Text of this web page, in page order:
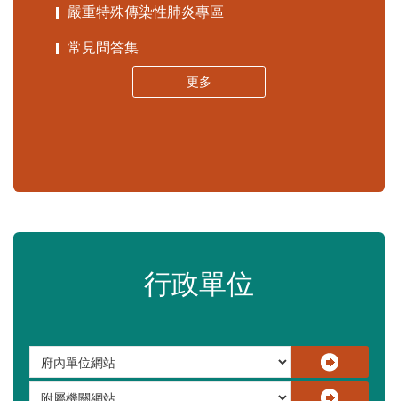
嚴重特殊傳染性肺炎專區
常見問答集
更多
行政單位